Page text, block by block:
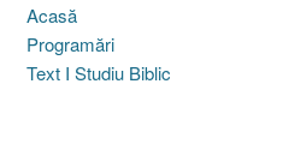
Acasă
Programări
Text I Studiu Biblic